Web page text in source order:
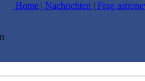
Home | Nachrichten | Frag